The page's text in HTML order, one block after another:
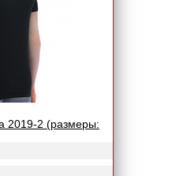
2019-2 (размеры: